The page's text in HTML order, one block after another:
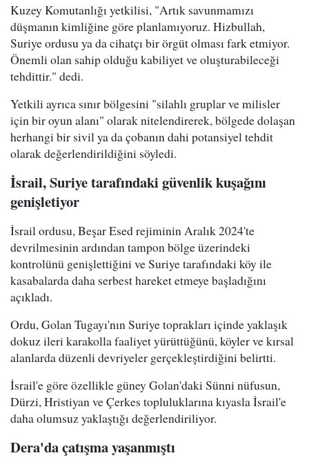
Kuzey Komutanlığı yetkilisi, "Artık savunmamızı
düşmanın kimliğine göre planlamıyoruz. Hizbullah,
Suriye ordusu ya da cihatçı bir örgüt olması fark etmiyor.
Önemli olan sahip olduğu kabiliyet ve oluşturabileceği
tehdittir." dedi.
Yetkili ayrıca sınır bölgesini "silahlı gruplar ve milisler
için bir oyun alanı" olarak nitelendirerek, bölgede dolaşan
herhangi bir sivil ya da çobanın dahi potansiyel tehdit
olarak değerlendirildiğini söyledi.
İsrail, Suriye tarafındaki güvenlik kuşağını
genişletiyor
İsrail ordusu, Beşar Esed rejiminin Aralık 2024'te
devrilmesinin ardından tampon bölge üzerindeki
kontrolünü genişlettiğini ve Suriye tarafındaki köy ile
kasabalarda daha serbest hareket etmeye başladığını
açıkladı.
Ordu, Golan Tugayı'nın Suriye toprakları içinde yaklaşık
dokuz ileri karakolla faaliyet yürüttüğünü, köyler ve kırsal
alanlarda düzenli devriyeler gerçekleştirdiğini belirtti.
İsrail'e göre özellikle güney Golan'daki Sünni nüfusun,
Dürzi, Hristiyan ve Çerkes topluluklarına kıyasla İsrail'e
daha olumsuz yaklaştığı değerlendiriliyor.
Dera'da çatışma yaşanmıştı